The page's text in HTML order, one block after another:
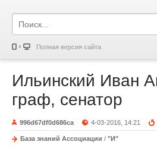
Полная версия сайта
Ильинский Иван
граф, сенатор
996d67df0d686ca 4-03-2016, 14:21
База знаний Ассоциации / "И"